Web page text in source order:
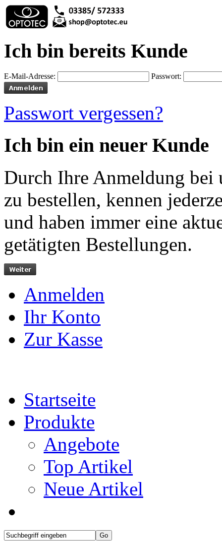
Ich bin bereits Kunde
E-Mail-Adresse: Passwort:
Passwort vergessen?
Ich bin ein neuer Kunde
Durch Ihre Anmeldung bei
zu bestellen, kennen
und haben immer eine
getätigten Bestellungen.
Anmelden
Ihr Konto
Zur Kasse
Startseite
Produkte
Angebote
Top Artikel
Neue Artikel